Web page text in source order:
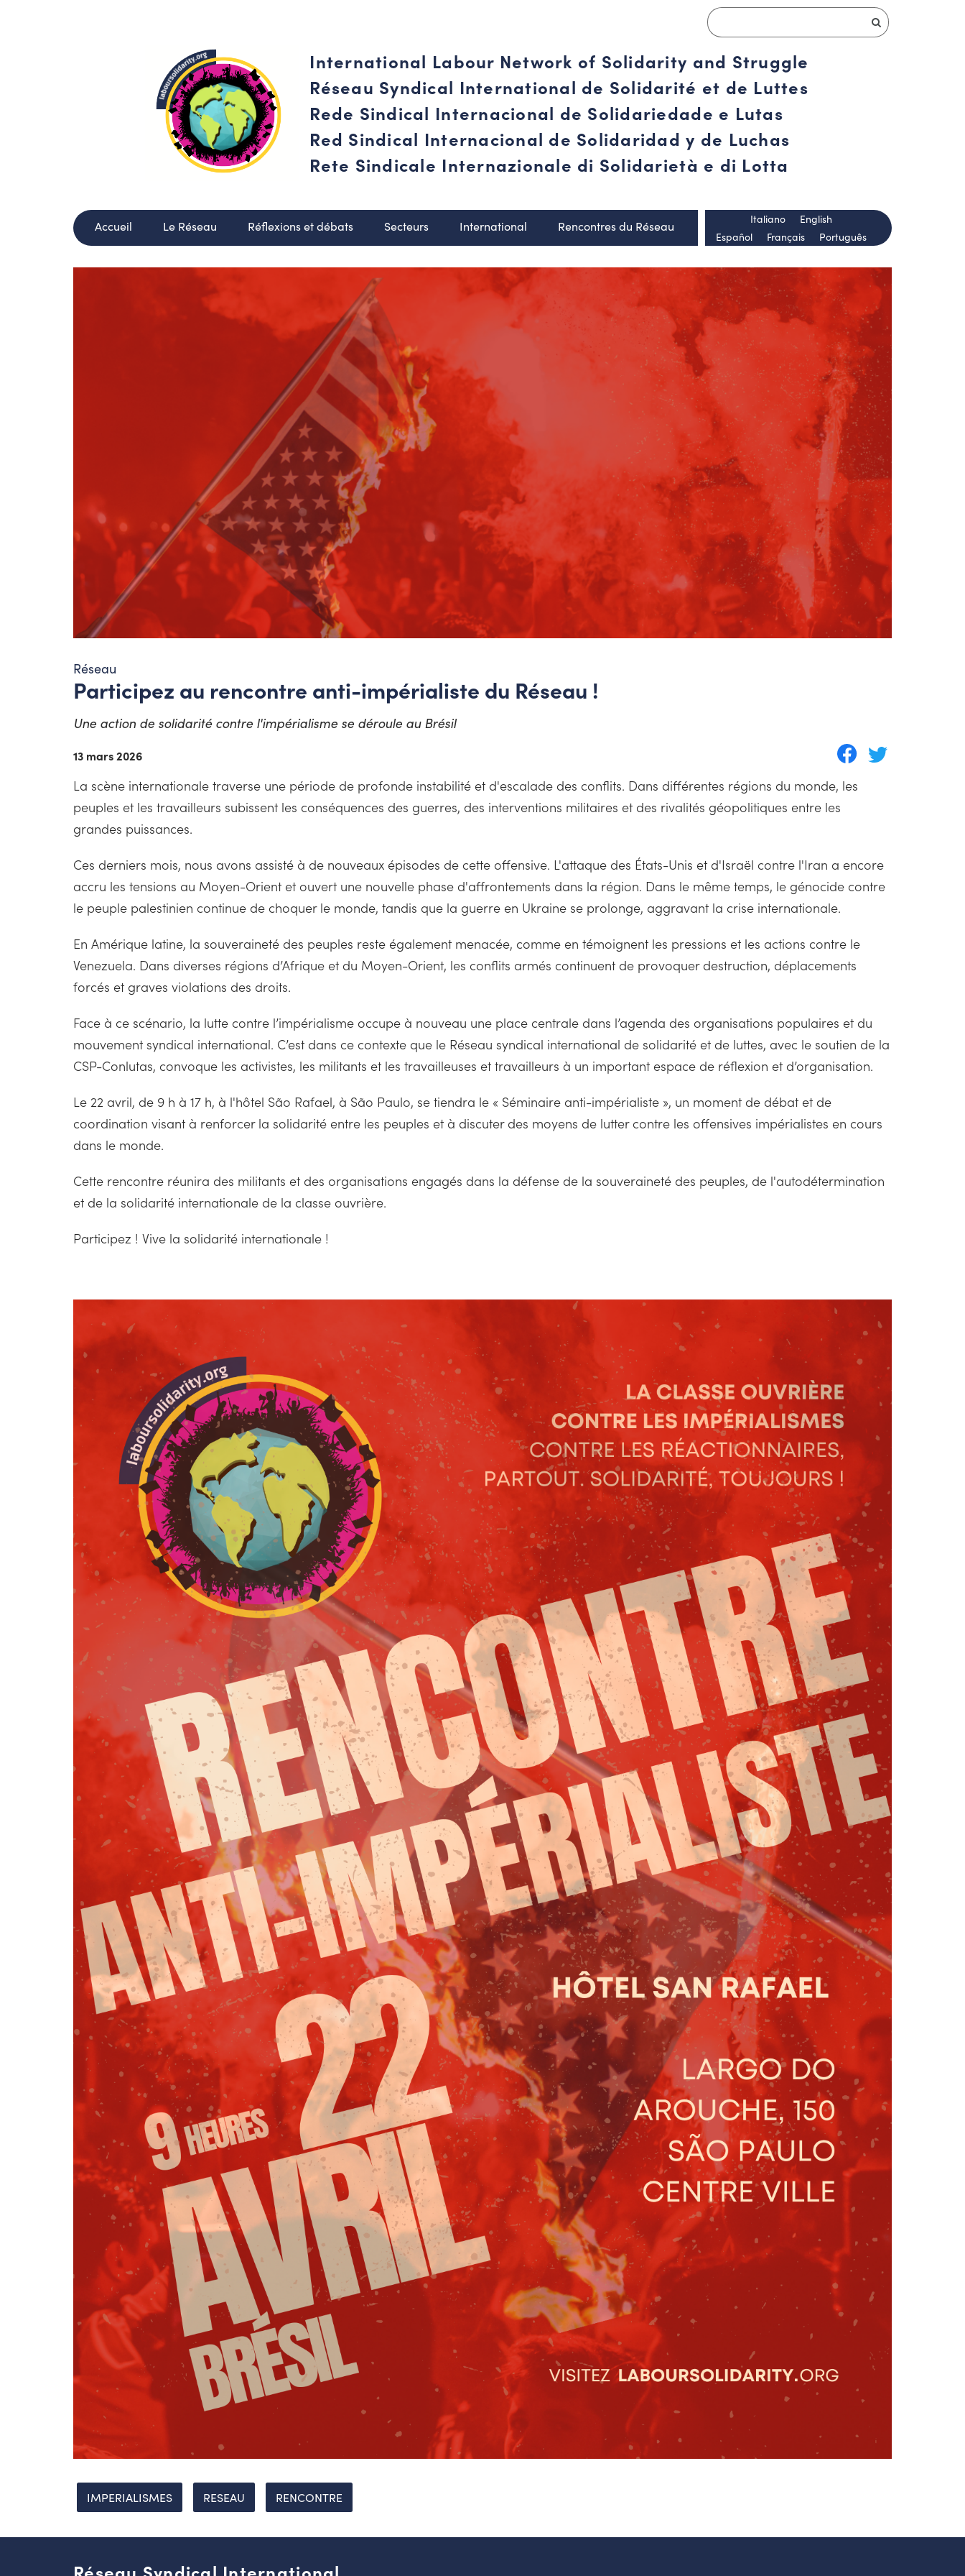
International Labour Network of Solidarity and Struggle
Réseau Syndical International de Solidarité et de Luttes
Rede Sindical Internacional de Solidariedade e Lutas
Red Sindical Internacional de Solidaridad y de Luchas
Rete Sindicale Internazionale di Solidarietà e di Lotta
Accueil Le Réseau Réflexions et débats Secteurs International Rencontres du Réseau
Español Français Português
Italiano English
Réseau
Participez au rencontre anti-impérialiste du Réseau !
Une action de solidarité contre l'impérialisme se déroule au Brésil
13 mars 2026
La scène internationale traverse une période de profonde instabilité et d'escalade des conflits. Dans différentes régions du monde, les
peuples et les travailleurs subissent les conséquences des guerres, des interventions militaires et des rivalités géopolitiques entre les
grandes puissances.
Ces derniers mois, nous avons assisté à de nouveaux épisodes de cette offensive. L'attaque des États-Unis et d'Israël contre l'Iran a encore
accru les tensions au Moyen-Orient et ouvert une nouvelle phase d'affrontements dans la région. Dans le même temps, le génocide contre
le peuple palestinien continue de choquer le monde, tandis que la guerre en Ukraine se prolonge, aggravant la crise internationale.
En Amérique latine, la souveraineté des peuples reste également menacée, comme en témoignent les pressions et les actions contre le
Venezuela. Dans diverses régions d’Afrique et du Moyen-Orient, les conflits armés continuent de provoquer destruction, déplacements
forcés et graves violations des droits.
Face à ce scénario, la lutte contre l’impérialisme occupe à nouveau une place centrale dans l’agenda des organisations populaires et du
mouvement syndical international. C’est dans ce contexte que le Réseau syndical international de solidarité et de luttes, avec le soutien de la
CSP-Conlutas, convoque les activistes, les militants et les travailleuses et travailleurs à un important espace de réflexion et d’organisation.
Le 22 avril, de 9 h à 17 h, à l'hôtel São Rafael, à São Paulo, se tiendra le « Séminaire anti-impérialiste », un moment de débat et de
coordination visant à renforcer la solidarité entre les peuples et à discuter des moyens de lutter contre les offensives impérialistes en cours
dans le monde.
Cette rencontre réunira des militants et des organisations engagés dans la défense de la souveraineté des peuples, de l'autodétermination
et de la solidarité internationale de la classe ouvrière.
Participez ! Vive la solidarité internationale !
IMPERIALISMES RESEAU RENCONTRE